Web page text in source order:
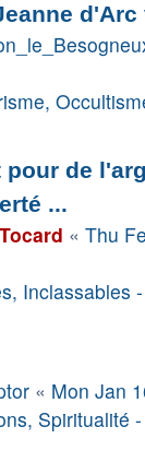
pour de
...
« Thu
Inclassables
« Mon Jan
Spiritualité